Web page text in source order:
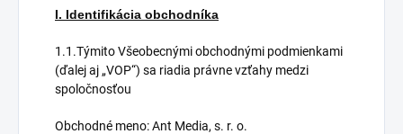
I. Identifikácia obchodníka
1.1.Týmito Všeobecnými obchodnými podmienkami
(ďalej aj „VOP“) sa riadia právne vzťahy medzi
spoločnosťou
Obchodné meno: Ant Media, s. r. o.